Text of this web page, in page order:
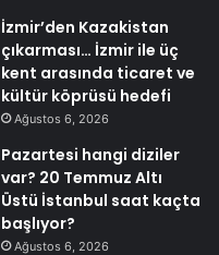
İzmir’den Kazakistan
çıkarması… İzmir ile üç
kent arasında ticaret ve
kültür köprüsü hedefi
Ağustos 6, 2026
Pazartesi hangi diziler
var? 20 Temmuz Altı
Üstü İstanbul saat kaçta
başlıyor?
Ağustos 6, 2026